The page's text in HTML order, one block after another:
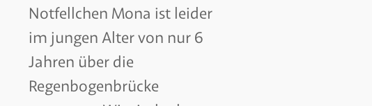
Notfellchen Mona ist leider
im jungen Alter von nur 6
Jahren über die
Regenbogenbrücke